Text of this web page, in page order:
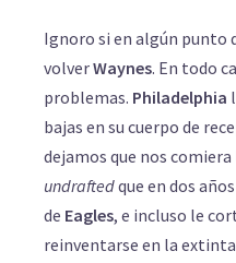
Ignoro si en algún punto
volverWaynes. En todo
problemas. Philadelphia
bajas en su cuerpo de
dejamos que nos
undraftedque en dos
de Eagles, e incluso le
reinventarse en la extinta